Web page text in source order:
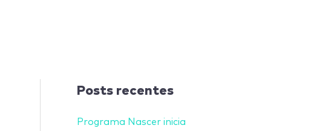
Posts recentes
Programa Nascer inicia